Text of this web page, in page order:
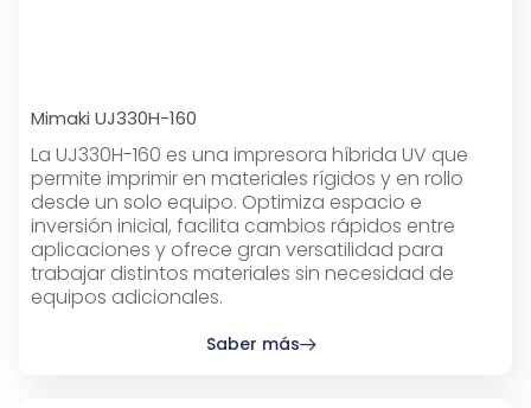
Mimaki UJ330H-160
La UJ330H-160 es una impresora híbrida UV que
permite imprimir en materiales rígidos y en rollo
desde un solo equipo. Optimiza espacio e
inversión inicial, facilita cambios rápidos entre
aplicaciones y ofrece gran versatilidad para
trabajar distintos materiales sin necesidad de
equipos adicionales.
Saber más